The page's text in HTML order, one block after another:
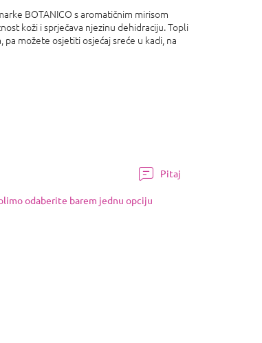
BOTANICO s aromatičnim mirisom
koži i sprječava njezinu dehidraciju. Topli
možete osjetiti osjećaj sreće u kadi, na
Pitaj
odaberite barem jednu opciju